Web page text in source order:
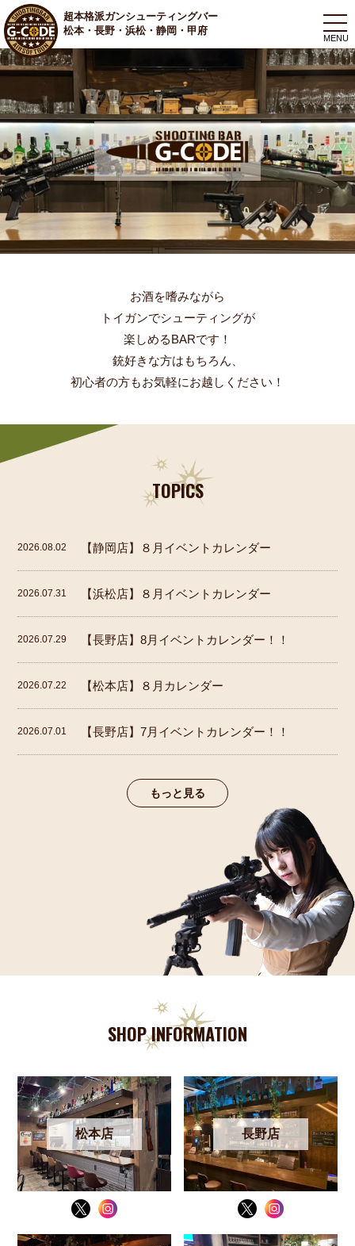
超本格派ガンシューティングバー
松本・長野・浜松・静岡・甲府
お酒を嗜みながら
トイガンでシューティングが
楽しめるBARです！
銃好きな方はもちろん、
初心者の方もお気軽にお越しください！
TOPICS
2026.08.02 【静岡店】８月イベントカレンダー
2026.07.31 【浜松店】８月イベントカレンダー
2026.07.29 【長野店】8月イベントカレンダー！！
2026.07.22 【松本店】８月カレンダー
2026.07.01 【長野店】7月イベントカレンダー！！
もっと見る
SHOP INFORMATION
松本店 長野店